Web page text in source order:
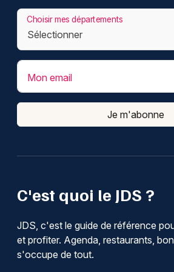
C'est quoi le JDS ?
JDS, c'est le guide de référence
et profiter. Agenda, restaurants,
s'occupe de tout.
Choisir mes départements
Mon email
Je m'abonne